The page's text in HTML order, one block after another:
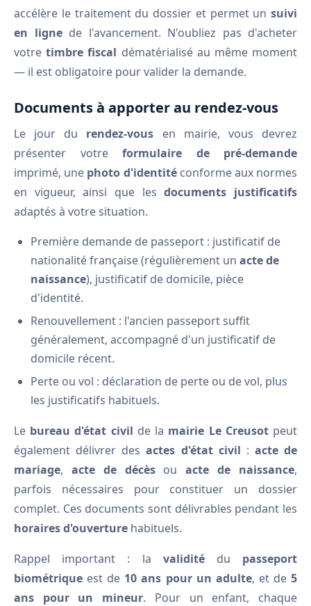
accélère le traitement du dossier et permet un suivi
en lignede l'avancement. N'oubliez pas d'acheter
votretimbre fiscal dématérialisé au même moment
— il est obligatoire pour valider la demande.
Documents à apporter au rendez-vous
Le jour du rendez-vous en mairie, vous devrez
présenter votre formulaire de pré-demande
imprimé, une photo d'identitéconforme aux normes
en vigueur, ainsi que lesdocuments justificatifs
adaptés à votre situation.
Première demande de passeport : justificatif de
nationalité française (régulièrement un acte de
naissance), justificatif de domicile, pièce
d'identité.
Renouvellement : l'ancien passeport suffit
généralement, accompagné d'un justificatif de
domicile récent.
Perte ou vol : déclaration de perte ou de vol, plus
les justificatifs habituels.
Le bureau d'état civil de la mairie Le Creusotpeut
également délivrer desactes d'état civil : acte de
mariage, acte de décèsouacte de naissance,
parfois nécessaires pour constituer un dossier
complet. Ces documents sont délivrables pendant les
horaires d'ouverture habituels.
Rappel important : la validitédu passeport
biométrique est de 10 ans pour un adulte, et de5
ans pour un mineur. Pour un enfant, chaque